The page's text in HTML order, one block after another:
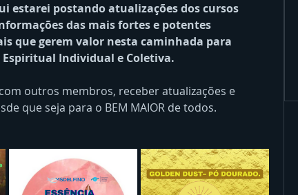
estarei postando atualizações dos cursos
informações das mais fortes e potentes
que gerem valor nesta caminhada para
Individual e Coletiva.
outros membros, receber atualizações e
que seja para o BEM MAIOR de todos.